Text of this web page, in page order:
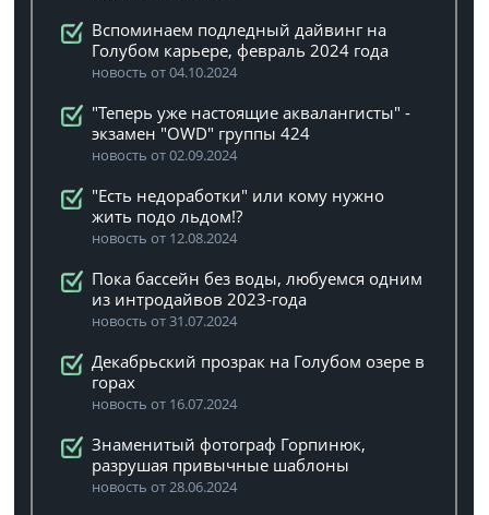
Вспоминаем подледный дайвинг на
Голубом карьере, февраль 2024 года
новость от 04.10.2024
"Теперь уже настоящие аквалангисты" -
экзамен "OWD" группы 424
новость от 02.09.2024
"Есть недоработки" или кому нужно
жить подо льдом!?
новость от 12.08.2024
Пока бассейн без воды, любуемся одним
из интродайвов 2023-года
новость от 31.07.2024
Декабрьский прозрак на Голубом озере в
горах
новость от 16.07.2024
Знаменитый фотограф Горпинюк,
разрушая привычные шаблоны
новость от 28.06.2024